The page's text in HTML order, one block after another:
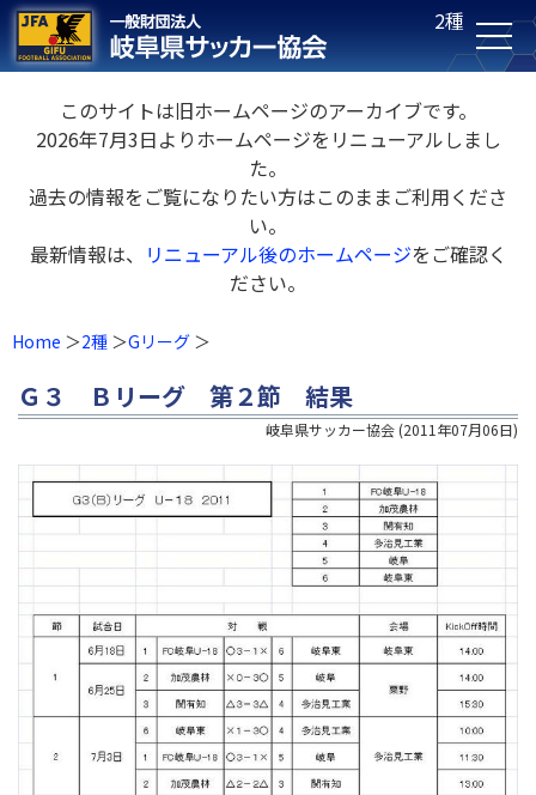
2種
このサイトは旧ホームページのアーカイブです。
2026年7月3日よりホームページをリニューアルしまし
た。
過去の情報をご覧になりたい方はこのままご利用くださ
い。
最新情報は、 リニューアル後のホームページをご確認く
ださい。
Home 2種 Gリーグ
Ｇ３ Ｂリーグ 第２節 結果
岐阜県サッカー協会 (2011年07月06日)